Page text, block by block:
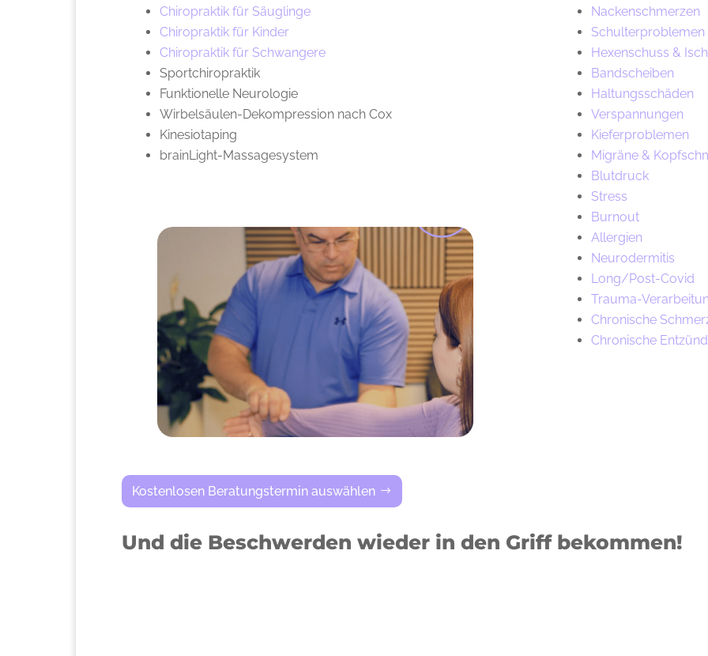
Chiropraktik für Säuglinge
Chiropraktik für Kinder
Chiropraktik für Schwangere
Sportchiropraktik
Funktionelle Neurologie
Wirbelsäulen-Dekompression nach Cox
Kinesiotaping
brainLight-Massagesystem
Nackenschmerzen
Schulterproblemen
Hexenschuss &
Bandscheiben
Haltungsschäden
Verspannungen
Kieferproblemen
Migräne &
Blutdruck
Stress
Burnout
Allergien
Neurodermitis
Long/Post-Covid
Trauma-
Chronische
Chronische
Kostenlosen Beratungstermin auswählen
Und die Beschwerden wieder in den Griff bekommen!